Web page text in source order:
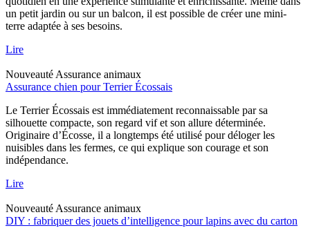
un petit jardin ou sur un balcon, il est possible de créer une mini-
terre adaptée à ses besoins.
Lire
Nouveauté Assurance animaux
Assurance chien pour Terrier Écossais
Le Terrier Écossais est immédiatement reconnaissable par sa
silhouette compacte, son regard vif et son allure déterminée.
Originaire d’Écosse, il a longtemps été utilisé pour déloger les
nuisibles dans les fermes, ce qui explique son courage et son
indépendance.
Lire
Nouveauté Assurance animaux
DIY : fabriquer des jouets d’intelligence pour lapins avec du carton